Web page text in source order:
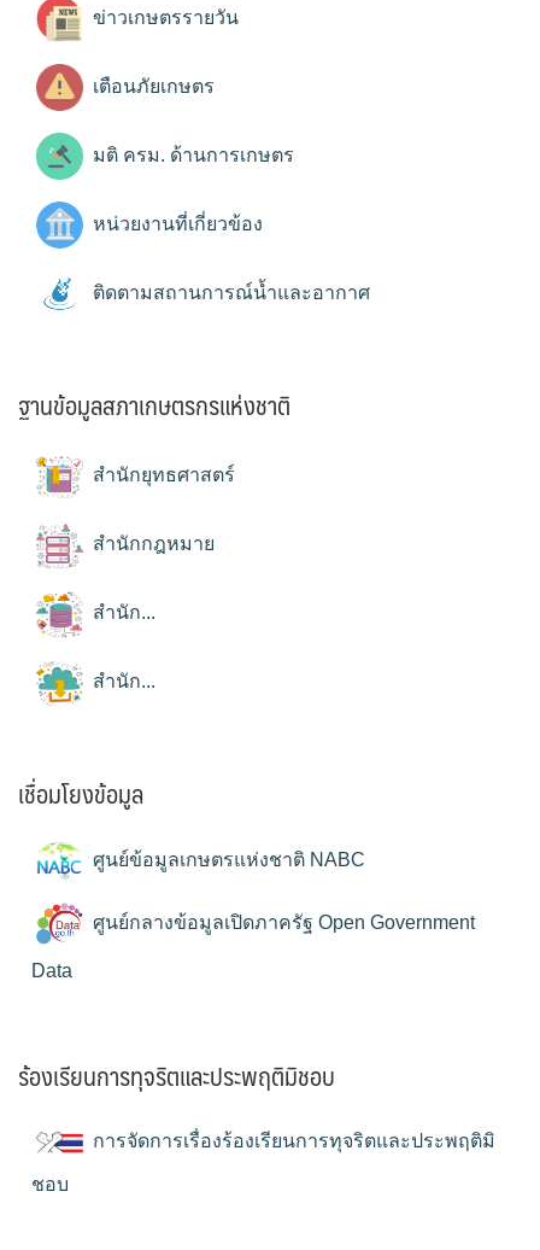
ข่าวเกษตรรายวัน
เตือนภัยเกษตร
มติ ครม. ด้านการเกษตร
หน่วยงานที่เกี่ยวข้อง
ติดตามสถานการณ์น้ำและอากาศ
ฐานข้อมูลสภาเกษตรกรแห่งชาติ
สำนักยุทธศาสตร์
สำนักกฎหมาย
สำนัก...
สำนัก...
เชื่อมโยงข้อมูล
ศูนย์ข้อมูลเกษตรแห่งชาติ NABC
ศูนย์กลางข้อมูลเปิดภาครัฐ Open Government
Data
ร้องเรียนการทุจริตและประพฤติมิชอบ
การจัดการเรื่องร้องเรียนการทุจริตและประพฤติมิ
ชอบ